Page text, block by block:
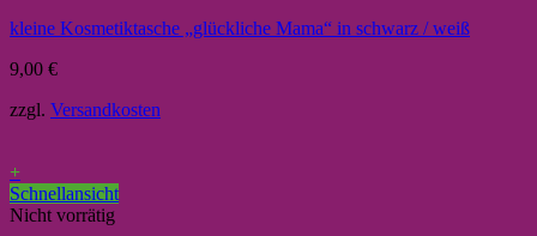
kleine Kosmetiktasche „glückliche Mama“ in schwarz / weiß
9,00 €
zzgl. Versandkosten
+
Schnellansicht
Nicht vorrätig